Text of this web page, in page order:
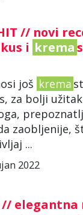
// novi
i krema
još krema
za bolji
zaobljenije,
...
2022
// elegantna